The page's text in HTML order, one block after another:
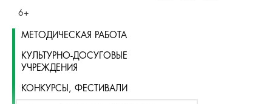
6+
МЕТОДИЧЕСКАЯ РАБОТА
КУЛЬТУРНО-ДОСУГОВЫЕ
УЧРЕЖДЕНИЯ
КОНКУРСЫ, ФЕСТИВАЛИ